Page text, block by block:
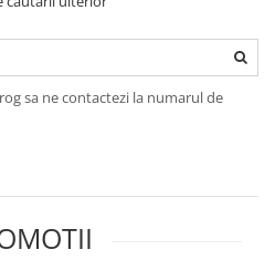
sa ne contactezi la numarul de